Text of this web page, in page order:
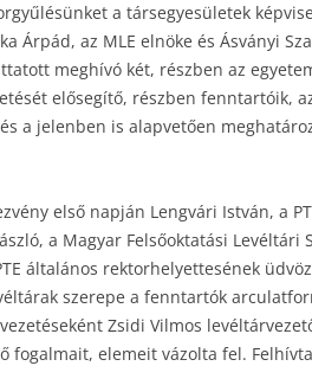
a társegyesületek
Árpád, az MLE elnöke és Ásványi
meghívó két, részben az
elősegítő, részben fenntartóik,
a jelenben is alapvetően
első napján Lengvári István, a
a Magyar Felsőoktatási Levéltári
általános rektorhelyettesének
szerepe a fenntartók
Zsidi Vilmos
fogalmait, elemeit vázolta fel.